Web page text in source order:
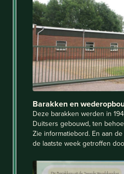
Barakken en
Deze barakken werden in
Duitsers gebouwd, ten
Zie informatiebord. En aan
de laatste week getroffen